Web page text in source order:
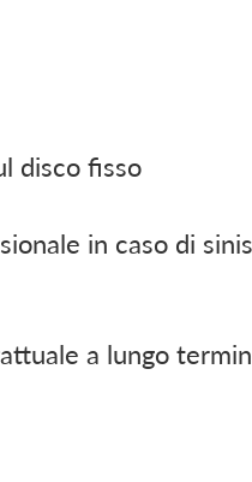
disco fisso
in caso di
a lungo